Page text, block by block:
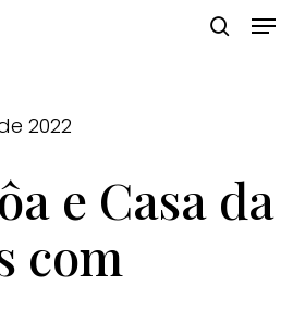
Menu
2022
e Casa da
com